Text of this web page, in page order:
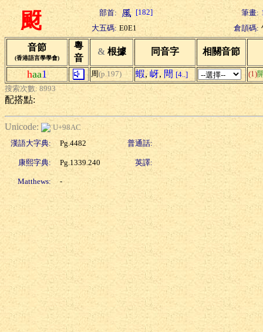
颬 部首: [182] 筆畫:
大五碼: E0E1 倉頡碼:
音節
(香港語言學學會)
粵
音
& 根據 同音字 相關音節
haa1 周(p.197) 蝦, 岈, 閜 [4..] (1)
搜索次數: 8993
配搭點:
Unicode:
U+98AC
漢語大字典:
Pg.4482 普通話:
康熙字典: Pg.1339.240 英譯:
Matthews: -